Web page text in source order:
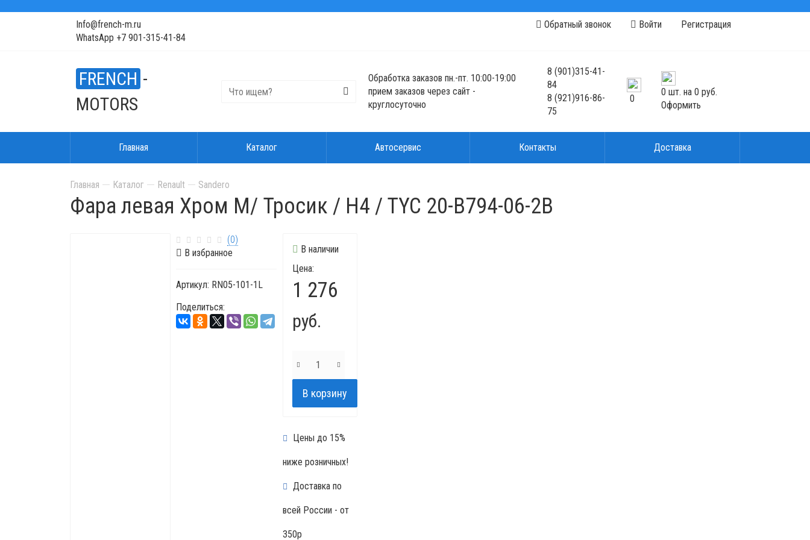
Info@french-m.ru
WhatsApp +7 901-315-41-84
Обратный звонок Войти Регистрация
FRENCH -
MOTORS
Обработка заказов пн.-пт. 10:00-19:00
прием заказов через сайт -
круглосуточно
8(901)315-41-
84
8(921)916-86-
75
0
0 шт. на 0 руб.
Оформить
Главная Каталог Автосервис Контакты Доставка
Главная Каталог Renault Sandero
Фара левая Хром M/ Тросик / H4 / TYC 20-B794-06-2B
(0)
В избранное
Артикул: RN05-101-1L
Поделиться:
В наличии
Цена:
1 276
руб.
Цены до 15%
ниже розничных!
Доставка по
всей России - от
350р